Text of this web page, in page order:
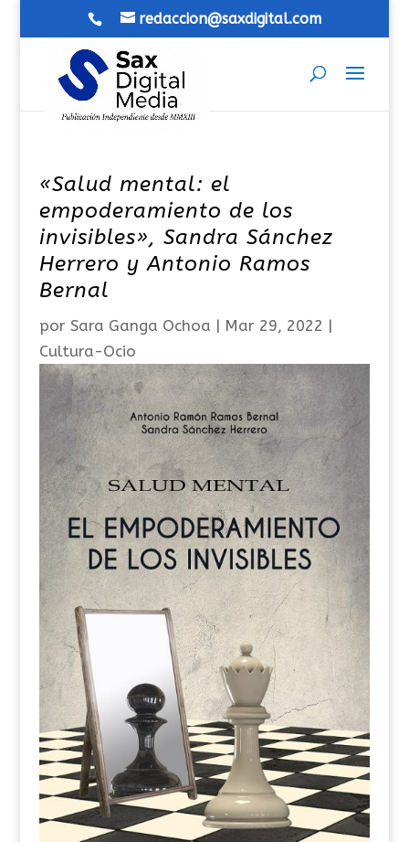
redaccion@saxdigital.com
«Salud mental: el
empoderamiento de los
invisibles», Sandra Sánchez
Herrero y Antonio Ramos
Bernal
por Sara Ganga Ochoa | Mar 29, 2022 |
Cultura-Ocio